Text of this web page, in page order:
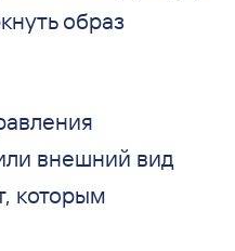
образ
внешний вид
которым